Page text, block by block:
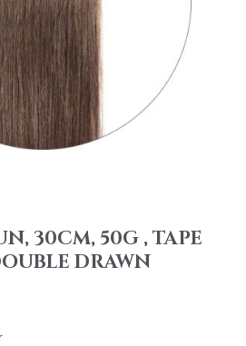
30CM, 50G , TAPE
DRAWN